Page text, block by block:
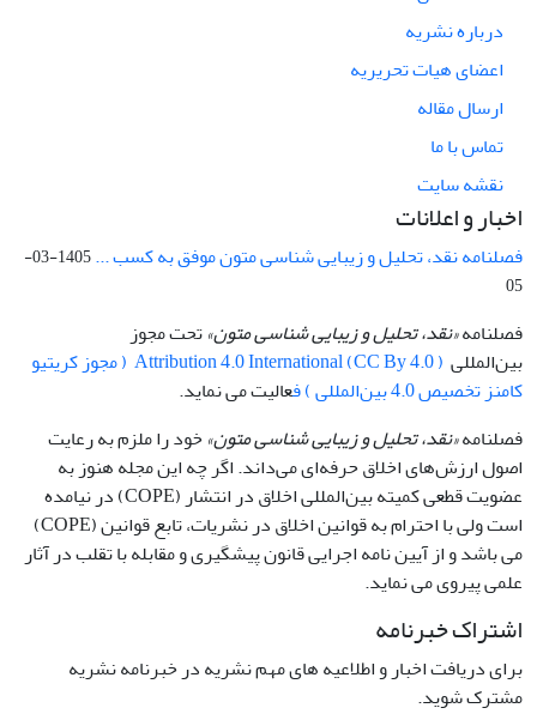
درباره نشریه
اعضای هیات تحریریه
ارسال مقاله
تماس با ما
نقشه سایت
اخبار و اعلانات
فصلنامه نقد، تحلیل و زیبایی شناسی متون موفق به کسب ...
1405-03-
05
فصلنامه«نقد، تحلیل و زیبایی شناسی متون»تحت مجوز
بین‌المللی
Attribution 4.0 International (CC By 4.0 ) ( مجوز کریتیو
کامنز تخصیص 4.0 بین‌المللی ) ف
عالیت می نماید.
فصلنامه«نقد، تحلیل و زیبایی شناسی متون»خود را ملزم به رعایت
اصول ارزش‌های اخلاق حرفه‌ای می‌داند. اگر چه این مجله هنوز به
عضویت قطعی کمیته بین‌المللی اخلاق در انتشار (COPE) در نیامده
است ولی با احترام به قوانین اخلاق در نشریات، تابع قوانین (COPE)
می باشد و از آیین نامه اجرایی قانون پیشگیری و مقابله با تقلب در آثار
علمی پیروی می نماید.
اشتراک خبرنامه
برای دریافت اخبار و اطلاعیه های مهم نشریه در خبرنامه نشریه
مشترک شوید.